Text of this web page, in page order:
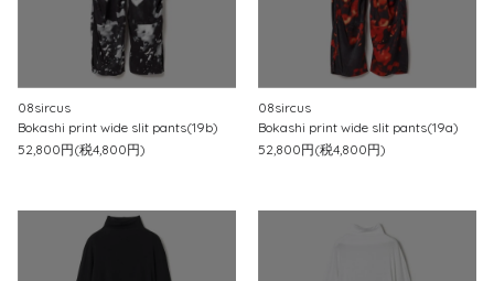
08sircus
Bokashi print wide slit pants(19b)
52,800円(税4,800円)
08sircus
Bokashi print wide slit pants(19a)
52,800円(税4,800円)